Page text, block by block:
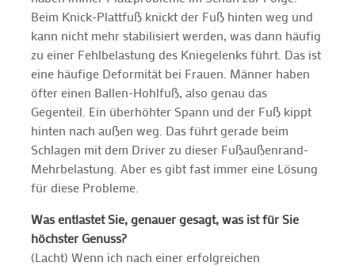
Beim Knick-Plattfuß knickt der Fuß hinten weg und
kann nicht mehr stabilisiert werden, was dann häufig
zu einer Fehlbelastung des Kniegelenks führt. Das ist
eine häufige Deformität bei Frauen. Männer haben
öfter einen Ballen-Hohlfuß, also genau das
Gegenteil. Ein überhöhter Spann und der Fuß kippt
hinten nach außen weg. Das führt gerade beim
Schlagen mit dem Driver zu dieser Fußaußenrand-
Mehrbelastung. Aber es gibt fast immer eine Lösung
für diese Probleme.
Was entlastet Sie, genauer gesagt, was ist für Sie
höchster Genuss?
(Lacht) Wenn ich nach einer erfolgreichen